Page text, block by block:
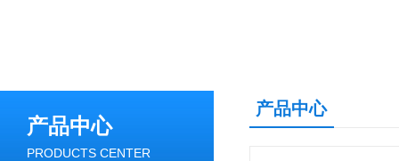
产品中心
PRODUCTS CENTER
产品中心